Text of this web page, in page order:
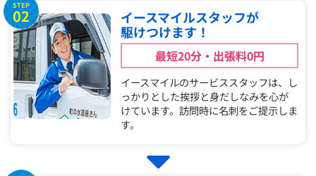
STEP
02
イースマイルスタッフが
駆けつけます！
最短20分・出張料0円
イースマイルのサービススタッフは、し
っかりとした挨拶と身だしなみを心が
けています。訪問時に名刺をご提示しま
す。